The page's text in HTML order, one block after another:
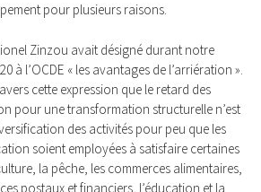
pour plusieurs raisons.
Zinzou avait désigné durant notre
à l’OCDE « les avantages de l’arriération ».
cette expression que le retard des
pour une transformation structurelle n’est
des activités pour peu que les
soient employées à satisfaire certaines
la pêche, les commerces alimentaires,
postaux et financiers, l’éducation et la